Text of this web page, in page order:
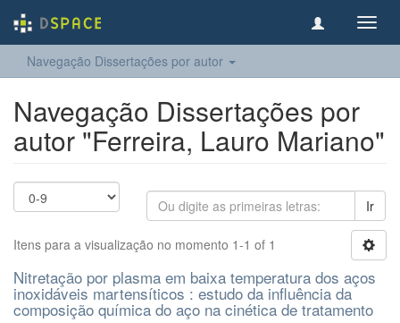
Navegação Dissertações por autor
Navegação Dissertações por
autor "Ferreira, Lauro Mariano"
Ir
Itens para a visualização no momento 1-1 of 1
Nitretação por plasma em baixa temperatura dos aços
inoxidáveis martensíticos : estudo da influência da
composição química do aço na cinética de tratamento